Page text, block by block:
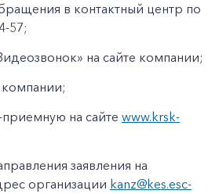
в контактный центр по
57;
на сайте компании;
на сайте www.krsk-
заявления на
организации kanz@kes.esc-